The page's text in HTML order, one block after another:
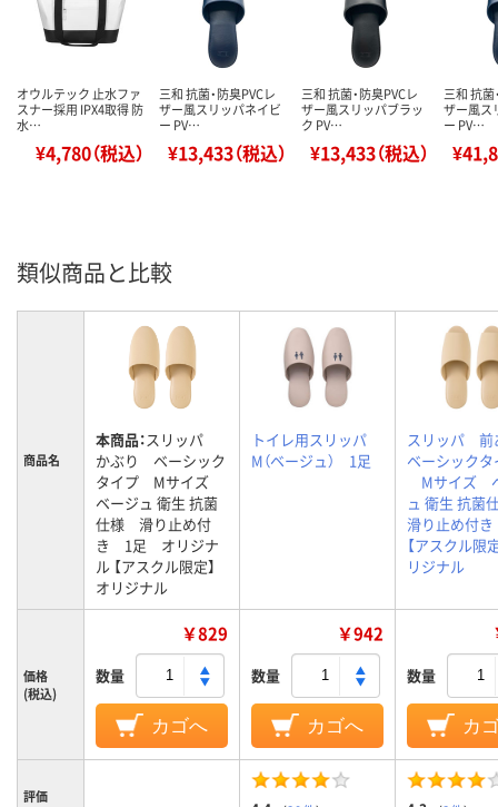
オウルテック 止水ファ
スナー採用 IPX4取得 防
水…
¥4,780（税込）
三和 抗菌・防臭PVCレ
ザー風スリッパネイビ
ー PV…
¥13,433（税込）
三和 抗菌・防臭PVCレ
ザー風スリッパブラッ
ク PV…
¥13,433（税込）
三和 抗菌
ザー風ス
ー PV…
類似商品と比較
商品名
本商品：スリッパ
かぶり ベーシック
タイプ Mサイズ
ベージュ 衛生 抗菌
仕様 滑り止め付
き 1足 オリジナ
ル 【アスクル限定】
オリジナル
トイレ用スリッパ
M（ベージュ） 1足
スリッパ
ベーシックタ
Mサイズ
ュ 衛生 抗
滑り止め付
【アスクル限
リジナル
価格
(税込)
￥829
数量
カゴへ
￥942
数量
カゴへ
数量
カ
評価